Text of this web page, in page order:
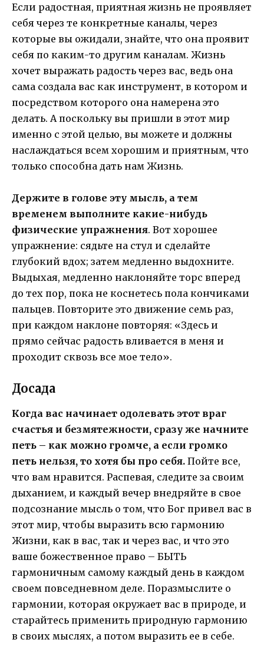
Если радостная, приятная жизнь не проявляет
себя через те конкретные каналы, через
которые вы ожидали, знайте, что она проявит
себя по каким-то другим каналам. Жизнь
хочет выражать радость через вас, ведь она
сама создала вас как инструмент, в котором и
посредством которого она намерена это
делать. А поскольку вы пришли в этот мир
именно с этой целью, вы можете и должны
наслаждаться всем хорошим и приятным, что
только способна дать нам Жизнь.
Держите в голове эту мысль, а тем
временем выполните какие-нибудь
физические упражнения. Вот хорошее
упражнение: сядьте на стул и сделайте
глубокий вдох; затем медленно выдохните.
Выдыхая, медленно наклоняйте торс вперед
до тех пор, пока не коснетесь пола кончиками
пальцев. Повторите это движение семь раз,
при каждом наклоне повторяя: «Здесь и
прямо сейчас радость вливается в меня и
проходит сквозь все мое тело».
Досада
Когда вас начинает одолевать этот враг
счастья и безмятежности, сразу же начните
петь – как можно громче, а если громко
петь нельзя, то хотя бы про себя. Пойте все,
что вам нравится. Распевая, следите за своим
дыханием, и каждый вечер внедряйте в свое
подсознание мысль о том, что Бог привел вас в
этот мир, чтобы выразить всю гармонию
Жизни, как в вас, так и через вас, и что это
ваше божественное право – БЫТЬ
гармоничным самому каждый день в каждом
своем повседневном деле. Поразмыслите о
гармонии, которая окружает вас в природе, и
старайтесь применить природную гармонию
в своих мыслях, а потом выразить ее в себе.